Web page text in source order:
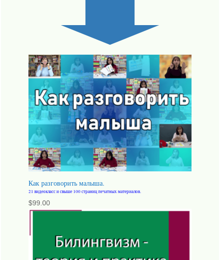
Как разговорить малыша.
21 видеокласс и свыше 100 страниц печатных материалов.
$99.00